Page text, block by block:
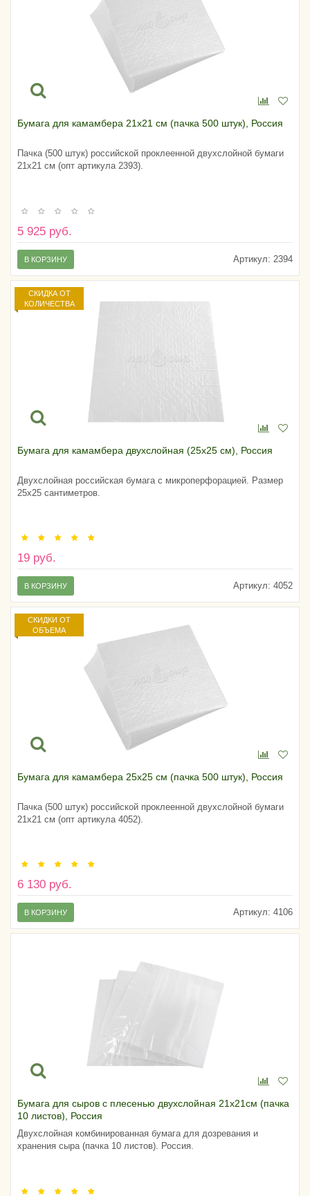
Бумага для камамбера 21х21 см (пачка 500 штук), Россия
Пачка (500 штук) российской проклеенной двухслойной бумаги
21х21 см (опт артикула 2393).
5 925 руб.
Артикул: 2394
В КОРЗИНУ
СКИДКА ОТ
КОЛИЧЕСТВА
Бумага для камамбера двухслойная (25х25 см), Россия
Двухслойная российская бумага с микроперфорацией. Размер
25х25 сантиметров.
19 руб.
Артикул: 4052
В КОРЗИНУ
СКИДКИ ОТ
ОБЪЕМА
Бумага для камамбера 25х25 см (пачка 500 штук), Россия
Пачка (500 штук) российской проклеенной двухслойной бумаги
21х21 см (опт артикула 4052).
6 130 руб.
Артикул: 4106
В КОРЗИНУ
Бумага для сыров с плесенью двухслойная 21х21см (пачка
10 листов), Россия
Двухслойная комбинированная бумага для дозревания и
хранения сыра (пачка 10 листов). Россия.